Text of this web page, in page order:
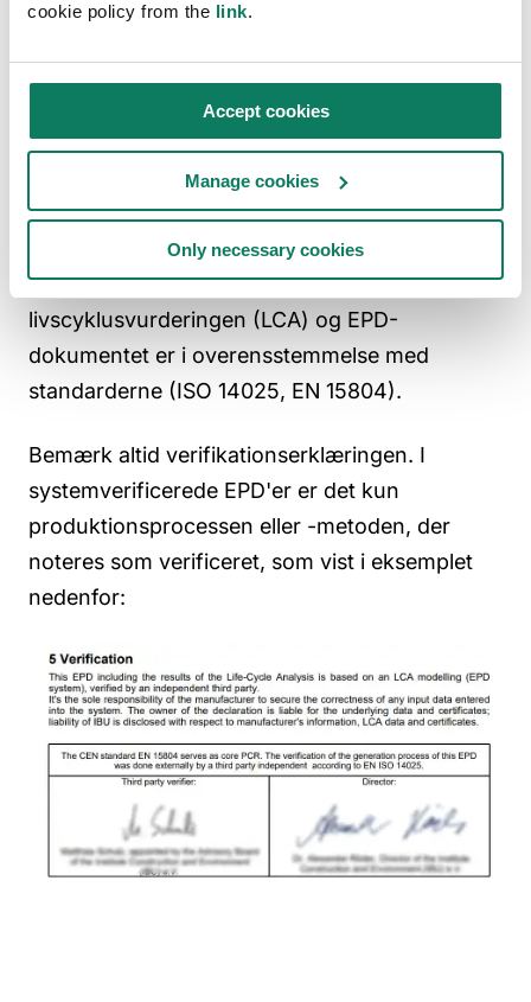
cookie policy from the link.
Accept cookies
Manage cookies
Only necessary cookies
kræver eksplicit tredjepartsverificering.For at
sikre, at din EPD er tredjepartsverificeret, skal
du altid kontrollere, at verifikationserklæringen
tydeligt nævner, at det endelige dokument er
blevet set og verificeret af en verifikator. I
traditionelle tredjepartsverificerede EPD'er
bekræfter en tredjepartsverifikator, at
livscyklusvurderingen (LCA) og EPD-
dokumentet er i overensstemmelse med
standarderne (ISO 14025, EN 15804).
Bemærk altid verifikationserklæringen. I
systemverificerede EPD'er er det kun
produktionsprocessen eller -metoden, der
noteres som verificeret, som vist i eksemplet
nedenfor: